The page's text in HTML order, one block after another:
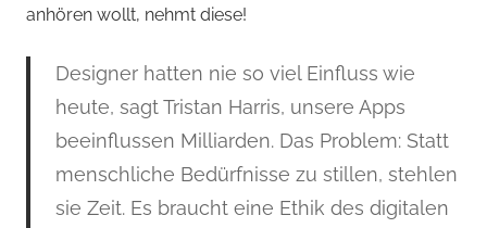
anhören wollt, nehmt diese!
Designer hatten nie so viel Einfluss wie
heute, sagt Tristan Harris, unsere Apps
beeinflussen Milliarden. Das Problem: Statt
menschliche Bedürfnisse zu stillen, stehlen
sie Zeit. Es braucht eine Ethik des digitalen